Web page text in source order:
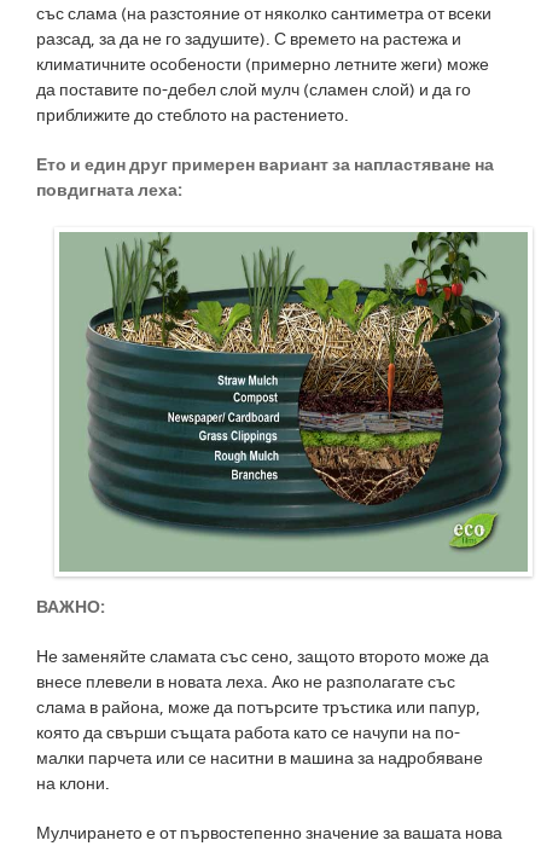
със слама (на разстояние от няколко сантиметра от всеки
разсад, за да не го задушите). С времето на растежа и
климатичните особености (примерно летните жеги) може
да поставите по-дебел слой мулч (сламен слой) и да го
приближите до стеблото на растението.
Ето и един друг примерен вариант за напластяване на
повдигната леха:
ВАЖНО:
Не заменяйте сламата със сено, защото второто може да
внесе плевели в новата леха. Ако не разполагате със
слама в района, може да потърсите тръстика или папур,
която да свърши същата работа като се начупи на по-
малки парчета или се наситни в машина за надробяване
на клони.
Мулчирането е от първостепенно значение за вашата нова